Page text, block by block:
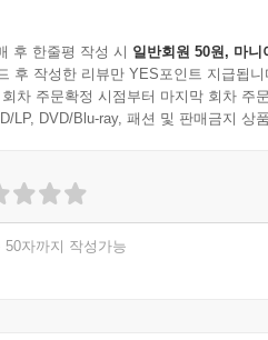
후 한줄평 작성 시 일반회원 50원, 마니
후 작성한 리뷰만 YES포인트 지급됩니
차 주문확정 시점부터 마지막 회차 주
LP, DVD/Blu-ray, 패션 및 판매금지 상
50자까지 작성가능